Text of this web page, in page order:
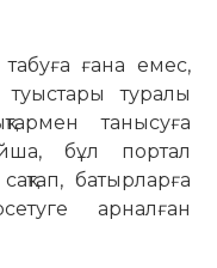
табуға ғана емес,
туралы
танысуға
бұл портал
батырларға
арналған